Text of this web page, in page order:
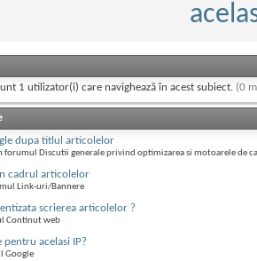
1 utilizator(i) care navighează în acest subiect. (0
dupa titlul articolelor
forumul Discutii generale privind optimizarea si motoarele de
cadrul articolelor
Link-uri/Bannere
scrierea articolelor ?
Continut web
pentru acelasi IP?
Google